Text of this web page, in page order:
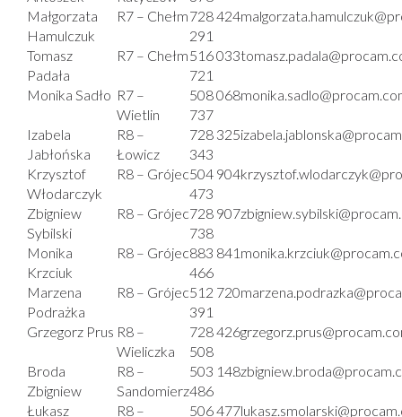
Małgorzata
Hamulczuk
R7 – Chełm728 424
291
Tomasz
Padała
R7 – Chełm516 033
721
Monika Sadło R7 –
Wietlin
508 068
737
Izabela
Jabłońska
R8 –
Łowicz
728 325
343
Krzysztof
Włodarczyk
R8 – Grójec504 904
473
Zbigniew
Sybilski
R8 – Grójec728 907
738
Monika
Krzciuk
R8 – Grójec883 841
466
Marzena
Podrażka
R8 – Grójec512 720
391
Grzegorz Prus R8 –
Wieliczka
728 426
508
Broda
Zbigniew
R8 –
Sandomierz
503 148
486
Łukasz R8 – 506 477